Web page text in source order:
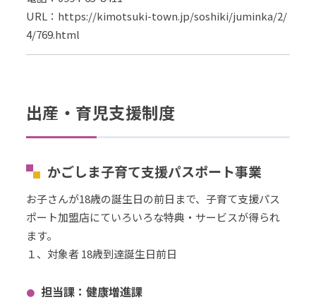
URL： https://kimotsuki-town.jp/soshiki/juminka/2/
4/769.html
出産・育児支援制度
かごしま子育て支援パスポート事業
お子さんが18歳の誕生日の前日まで、子育て支援パス
ポート加盟店にていろいろな特典・サービスが得られ
ます。
１、対象者 18歳到達誕生日前日
担当課：健康増進課